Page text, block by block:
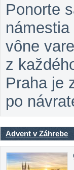
Ponorte
vône
z
Praha je
po
Advent v Záhrebe